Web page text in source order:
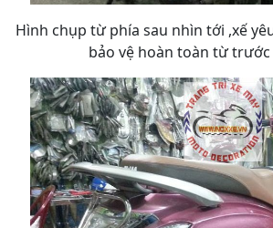
Hình chụp từ phía sau nhìn tới ,xế
bảo vệ hoàn toàn từ trước